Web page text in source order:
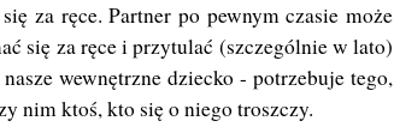
za ręce. Partner po pewnym czasie może
się za ręce i przytulać (szczególnie w lato)
wewnętrzne dziecko - potrzebuje tego,
nim ktoś, kto się o niego troszczy.